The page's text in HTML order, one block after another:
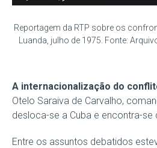
Reportagem da RTP sobre os
Luanda, julho de 1975. Fonte:
A internacionalização do
Otelo Saraiva de Carvalho,
desloca-se a Cuba e encontra-se
Entre os assuntos debatidos